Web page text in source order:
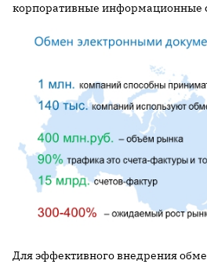
корпоративные информационные
Для эффективного внедрения